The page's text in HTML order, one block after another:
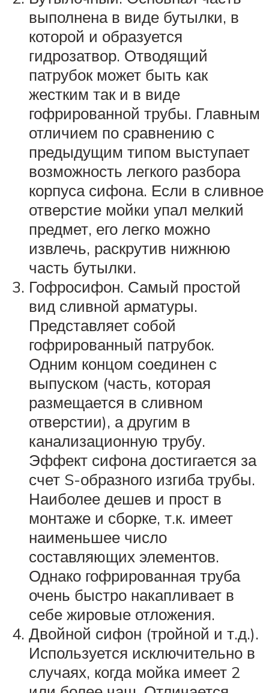
выполнена в виде бутылки, в
которой и образуется
гидрозатвор. Отводящий
патрубок может быть как
жестким так и в виде
гофрированной трубы. Главным
отличием по сравнению с
предыдущим типом выступает
возможность легкого разбора
корпуса сифона. Если в сливное
отверстие мойки упал мелкий
предмет, его легко можно
извлечь, раскрутив нижнюю
часть бутылки.
Гофросифон. Самый простой
вид сливной арматуры.
Представляет собой
гофрированный патрубок.
Одним концом соединен с
выпуском (часть, которая
размещается в сливном
отверстии), а другим в
канализационную трубу.
Эффект сифона достигается за
счет S-образного изгиба трубы.
Наиболее дешев и прост в
монтаже и сборке, т.к. имеет
наименьшее число
составляющих элементов.
Однако гофрированная труба
очень быстро накапливает в
себе жировые отложения.
Двойной сифон (тройной и т.д.).
Используется исключительно в
случаях, когда мойка имеет 2